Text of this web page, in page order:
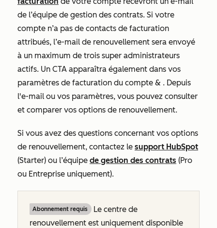
de l’équipe de gestion des contrats. Si votre
compte n’a pas de contacts de facturation
attribués, l’e-mail de renouvellement sera envoyé
à un maximum de trois super administrateurs
actifs. Un CTA apparaîtra également dans vos
paramètres de facturation du compte & . Depuis
l'e-mail ou vos paramètres, vous pouvez consulter
et comparer vos options de renouvellement.
Si vous avez des questions concernant vos options
de renouvellement, contactez le support HubSpot
(Starter) ou l’équipe de gestion des contrats (Pro
ou Entreprise uniquement).
Abonnement requis
Le centre de
renouvellement est uniquement disponible